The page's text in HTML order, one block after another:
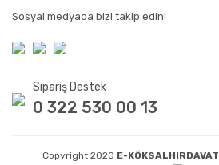
Sosyal medyada bizi takip edin!
Sipariş Destek
0 322 530 00 13
Copyright 2020 E-KÖKSALHIRDAVAT